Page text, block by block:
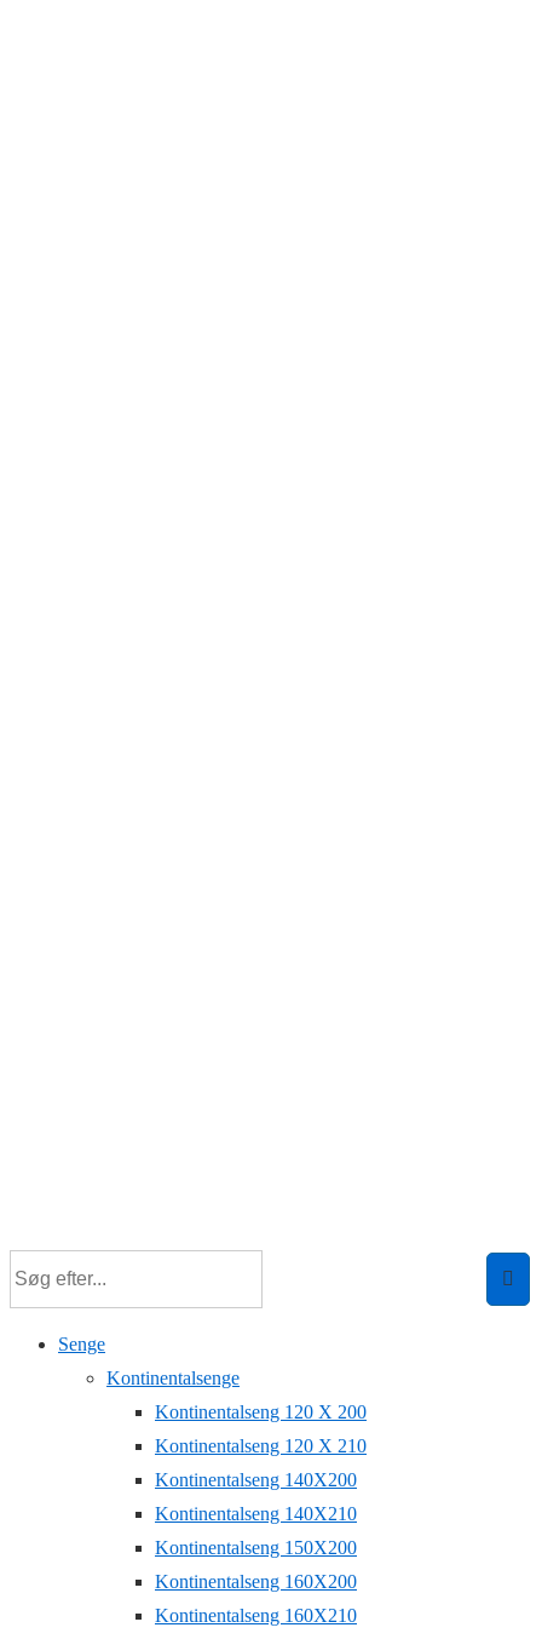
Senge
Kontinentalsenge
Kontinentalseng 120 X 200
Kontinentalseng 120 X 210
Kontinentalseng 140X200
Kontinentalseng 140X210
Kontinentalseng 150X200
Kontinentalseng 160X200
Kontinentalseng 160X210